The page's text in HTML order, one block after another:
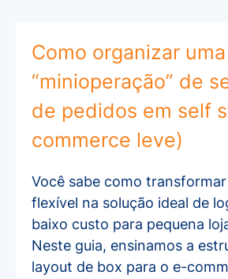
Como organizar uma
“minioperação” de
de pedidos em self
commerce leve)
Você sabe como
flexível na solução ideal de
baixo custo para pequena
Neste guia, ensinamos a
layout de box para o e-